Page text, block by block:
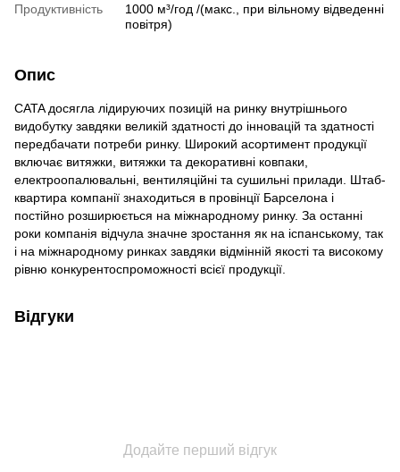
Продуктивність
1000 м³/год /(макс., при вільному відведенні
повітря)
Опис
CATA досягла лідируючих позицій на ринку внутрішнього
видобутку завдяки великій здатності до інновацій та здатності
передбачати потреби ринку. Широкий асортимент продукції
включає витяжки, витяжки та декоративні ковпаки,
електроопалювальні, вентиляційні та сушильні прилади. Штаб-
квартира компанії знаходиться в провінції Барселона і
постійно розширюється на міжнародному ринку. За останні
роки компанія відчула значне зростання як на іспанському, так
і на міжнародному ринках завдяки відмінній якості та високому
рівню конкурентоспроможності всієї продукції.
Відгуки
Додайте перший відгук